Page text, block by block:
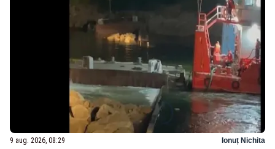
9 aug. 2026, 08:29 Ionuț Nichita